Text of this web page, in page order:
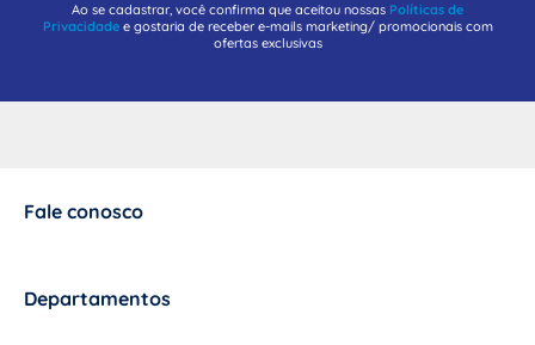
Ao se cadastrar, você confirma que aceitou nossas Políticas de
Privacidadee gostaria de receber e-mails marketing/ promocionais com
ofertas exclusivas
Fale conosco
Departamentos